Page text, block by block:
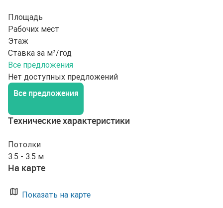
Площадь
Рабочих мест
Этаж
Ставка за м²/год
Все предложения
Нет доступных предложений
Все предложения
Технические характеристики
Потолки
3.5 - 3.5 м
На карте
Показать на карте